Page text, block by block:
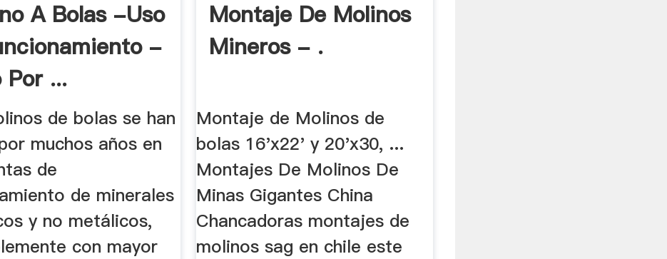
A Bolas -Uso
-
Por ...
de bolas se han
muchos años en
de
de minerales
y no metálicos,
con mayor
Montaje De Molinos
Mineros - .
Montaje de Molinos de
bolas 16'x22' y 20'x30, ...
Montajes De Molinos De
Minas Gigantes China
Chancadoras montajes de
molinos sag en chile este